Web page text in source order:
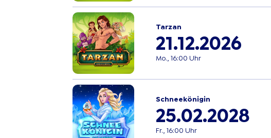
Tarzan
21.12.2026
Mo., 16:00 Uhr
Schneekönigin
25.02.2028
Fr., 16:00 Uhr